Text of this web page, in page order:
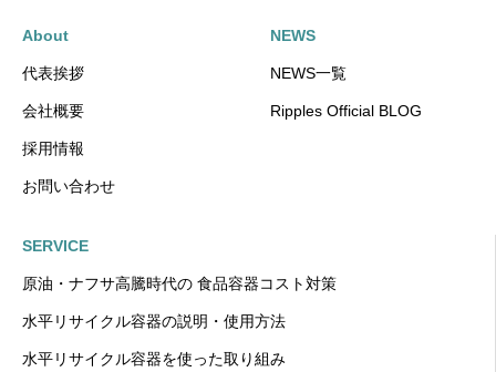
About
代表挨拶
会社概要
採用情報
お問い合わせ
NEWS
NEWS一覧
Ripples Official BLOG
SERVICE
原油・ナフサ高騰時代の 食品容器コスト対策
水平リサイクル容器の説明・使用方法
水平リサイクル容器を使った取り組み